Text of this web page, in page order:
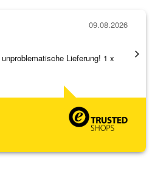
Lieferung! 1 x
09.08.2026